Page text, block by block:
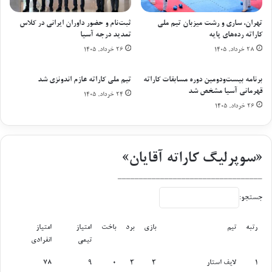
ل‌
ه
ا
ی
ت
ش
ا
ر
ر
ب
ا
ف
ت
ک
!
تهران، ساری و رشت میزبان تیم ملی
کاراته رده‌های پایه
۲۸ خرداد, ۱۴۰۵
ثبت‌نام و حضور داوران ایرانی در کلاس
تمدید درجه آسیا
۲۶ خرداد, ۱۴۰۵
برنامه بیست‌ودومین دوره مسابقات کاراته
قهرمانی آسیا مشخص شد
۲۶ خرداد, ۱۴۰۵
تیم ملی کاراته عازم اندونزی شد
۲۴ خرداد, ۱۴۰۵
«سوپرلیگ کاراته آقایان»
جستجو:
رتبه تیم بازی برد باخت
امتیاز
تیمی
امتیاز
انفرادی
1 لایف استار 3
3
0
9
78